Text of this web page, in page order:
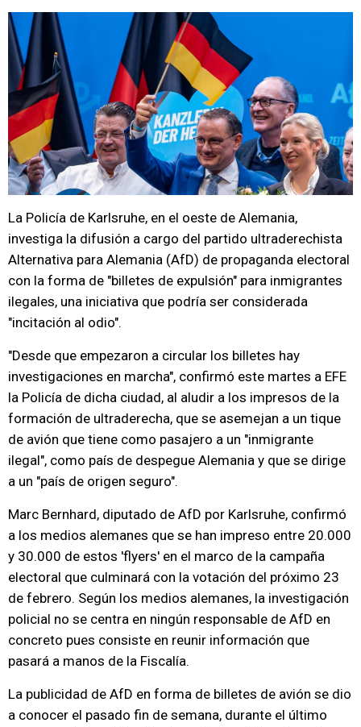
La Policía de Karlsruhe, en el oeste de Alemania,
investiga la difusión a cargo del partido ultraderechista
Alternativa para Alemania (AfD) de propaganda electoral
con la forma de "billetes de expulsión" para inmigrantes
ilegales, una iniciativa que podría ser considerada
"incitación al odio".
"Desde que empezaron a circular los billetes hay
investigaciones en marcha", confirmó este martes a EFE
la Policía de dicha ciudad, al aludir a los impresos de la
formación de ultraderecha, que se asemejan a un tique
de avión que tiene como pasajero a un "inmigrante
ilegal", como país de despegue Alemania y que se dirige
a un "país de origen seguro".
Marc Bernhard, diputado de AfD por Karlsruhe, confirmó
a los medios alemanes que se han impreso entre 20.000
y 30.000 de estos 'flyers' en el marco de la campaña
electoral que culminará con la votación del próximo 23
de febrero. Según los medios alemanes, la investigación
policial no se centra en ningún responsable de AfD en
concreto pues consiste en reunir información que
pasará a manos de la Fiscalía.
La publicidad de AfD en forma de billetes de avión se dio
a conocer el pasado fin de semana, durante el último